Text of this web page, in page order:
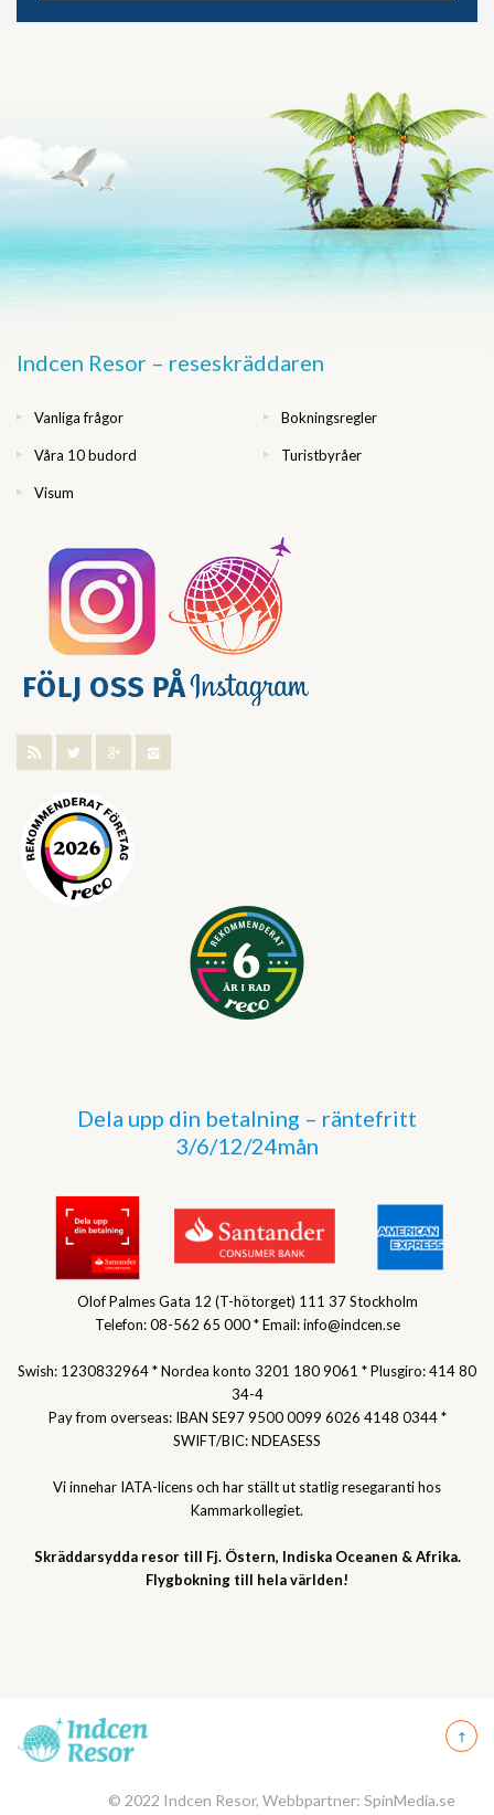
Indcen Resor – reseskräddaren
Vanliga frågor Bokningsregler
Våra 10 budord Turistbyråer
Visum
Dela upp din betalning – räntefritt
3/6/12/24mån
Olof Palmes Gata 12 (T-hötorget) 111 37 Stockholm
Telefon: 08-562 65 000 * Email: info@indcen.se
Swish: 1230832964 * Nordea konto 3201 180 9061 * Plusgiro: 414 80
34-4
Pay from overseas: IBAN SE97 9500 0099 6026 4148 0344 *
SWIFT/BIC: NDEASESS
Vi innehar IATA-licens och har ställt ut statlig resegaranti hos
Kammarkollegiet.
Skräddarsydda resor till Fj. Östern, Indiska Oceanen & Afrika.
Flygbokning till hela världen!
© 2022 Indcen Resor, Webbpartner: SpinMedia.se